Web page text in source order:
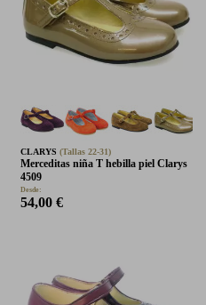
CLARYS (Tallas 22-31)
Merceditas niña T hebilla piel Clarys
4509
Desde:
54,00 €